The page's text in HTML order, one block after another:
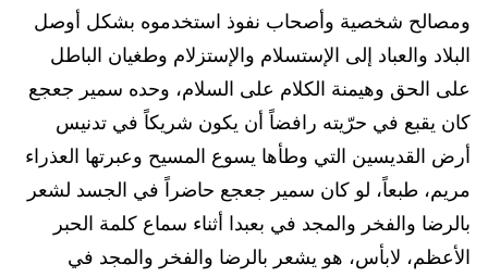
ومصالح شخصية وأصحاب نفوذ استخدموه بشكل أوصل
البلاد والعباد إلى الإستسلام والإستزلام وطغيان الباطل
على الحق وهيمنة الكلام على السلام، وحده سمير جعجع
كان يقبع في حرّيته رافضاً أن يكون شريكاً في تدنيس
أرض القديسين التي وطأها يسوع المسيح وعبرتها العذراء
مريم، طبعاً، لو كان سمير جعجع حاضراً في الجسد لشعر
بالرضا والفخر والمجد في بعبدا أثناء سماع كلمة الحبر
الأعظم، لابأس، هو يشعر بالرضا والفخر والمجد في